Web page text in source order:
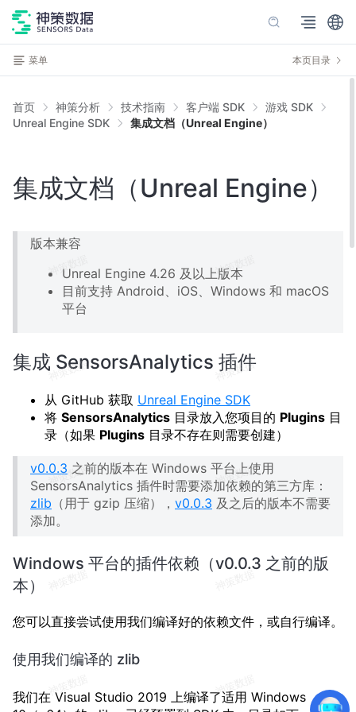
菜单 本页目录
首页 神策分析 技术指南 客户端 SDK
游戏 SDK
Unreal Engine SDK
集成文档（Unreal Engine）
集成文档（Unreal Engine）
版本兼容
Unreal Engine 4.26 及以上版本
目前支持 Android、iOS、Windows 和 macOS
平台
集成 SensorsAnalytics 插件
从 GitHub 获取 Unreal Engine SDK
将 SensorsAnalytics 目录放入您项目的 Plugins 目
录（如果 Plugins 目录不存在则需要创建）
v0.0.3 之前的版本在 Windows 平台上使用
SensorsAnalytics 插件时需要添加依赖的第三方库：
zlib （用于 gzip 压缩）， v0.0.3 及之后的版本不需要
添加。
Windows 平台的插件依赖（v0.0.3 之前的版
本）
您可以直接尝试使用我们编译好的依赖文件，或自行编译。
使用我们编译的 zlib
我们在 Visual Studio 2019 上编译了适用 Windows